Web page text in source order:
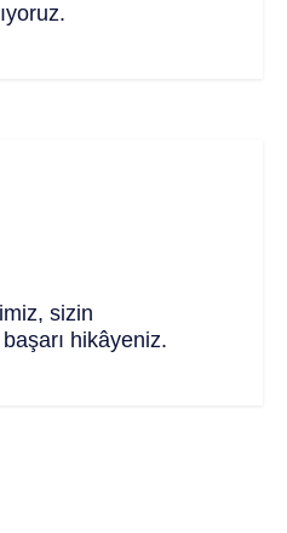
sizin
hikâyeniz.